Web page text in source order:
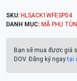
SKU: HLSACK1WFESP04
DANH MỤC: MÃ PHỤ
Bạn sẽ mua được giá
DOV. Đăng ký ngaytại